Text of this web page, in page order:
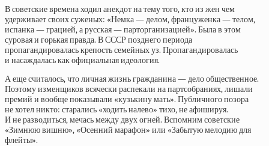
В советские времена ходил анекдот на тему того, кто из жен чем
удерживает своих суженых: «Немка — делом, француженка — телом,
испанка — грацией, а русская — парторганизацией». Была в этом
суровая и горькая правда. В СССР позднего периода
пропагандировалась крепость семейных уз. Пропагандировалась
и насаждалась как официальная идеология.
А еще считалось, что личная жизнь гражданина — дело общественное.
Поэтому изменщиков всячески распекали на партсобраниях, лишали
премий и вообще показывали «кузькину мать». Публичного позора
не хотел никто: старались «ходить налево» тихо, не афишируя.
И не разводиться, мечась между двух огней. Вспомним советские
«Зимнюю вишню», «Осенний марафон» или «Забытую мелодию для
флейты».